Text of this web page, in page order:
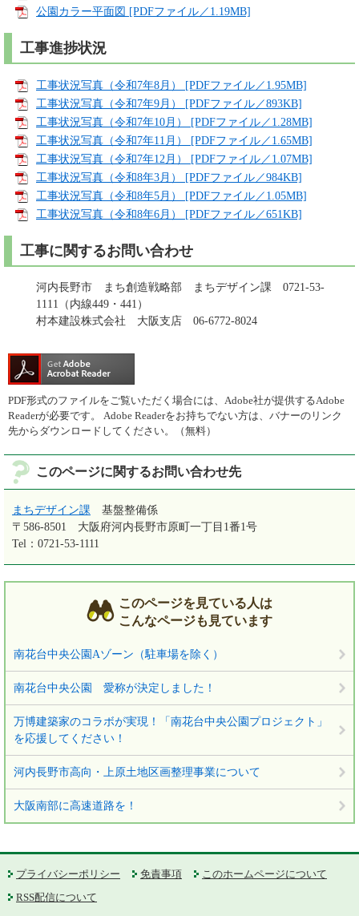
公園カラー平面図 [PDFファイル／1.19MB]
工事進捗状況
工事状況写真（令和7年8月） [PDFファイル／1.95MB]
工事状況写真（令和7年9月） [PDFファイル／893KB]
工事状況写真（令和7年10月） [PDFファイル／1.28MB]
工事状況写真（令和7年11月） [PDFファイル／1.65MB]
工事状況写真（令和7年12月） [PDFファイル／1.07MB]
工事状況写真（令和8年3月） [PDFファイル／984KB]
工事状況写真（令和8年5月） [PDFファイル／1.05MB]
工事状況写真（令和8年6月） [PDFファイル／651KB]
工事に関するお問い合わせ
河内長野市 まち創造戦略部 まちデザイン課 0721-53-
1111（内線449・441）
村本建設株式会社 大阪支店 06-6772-8024
PDF形式のファイルをご覧いただく場合には、Adobe社が提供するAdobe
Readerが必要です。
Adobe Readerをお持ちでない方は、バナーのリンク
先からダウンロードしてください。（無料）
このページに関するお問い合わせ先
まちデザイン課
基盤整備係
〒586-8501
大阪府河内長野市原町一丁目1番1号
Tel：0721-53-1111
このページを見ている人は
こんなページも見ています
南花台中央公園Aゾーン（駐車場を除く）
南花台中央公園 愛称が決定しました！
万博建築家のコラボが実現！「南花台中央公園プロジェクト」
を応援してください！
河内長野市高向・上原土地区画整理事業について
大阪南部に高速道路を！
プライバシーポリシー 免責事項
このホームページについて
RSS配信について